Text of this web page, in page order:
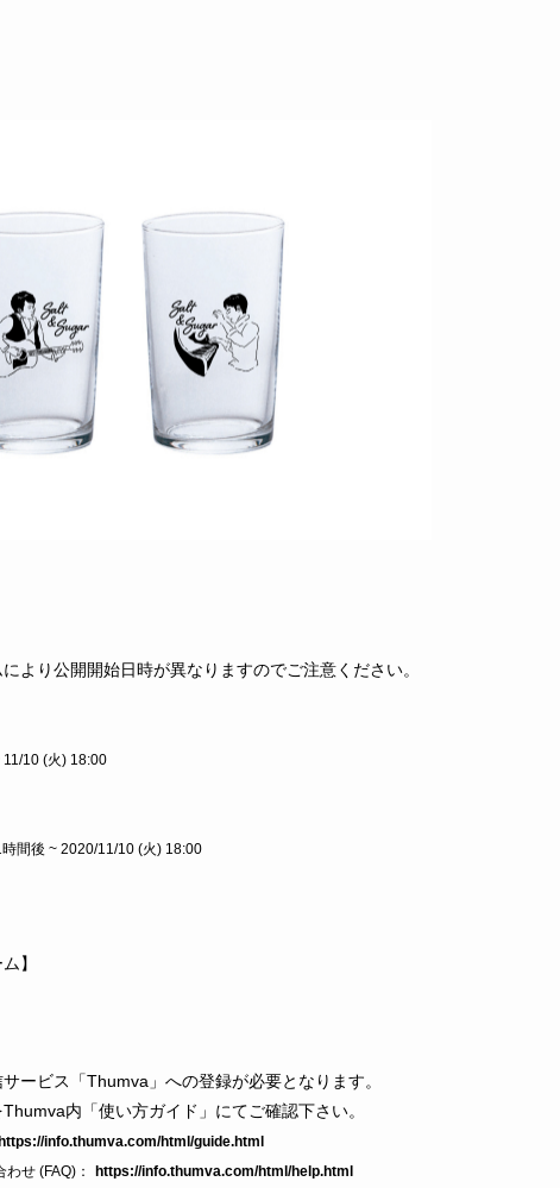
より公開開始日時が異なりますのでご注意ください。
10 (火) 18:00
間後 ~ 2020/11/10 (火) 18:00
】
ービス「Thumva」への登録が必要となります。
内「使い方ガイド」にてご確認下さい。
info.thumva.com/html/guide.html
せ (FAQ)： https://info.thumva.com/html/help.html